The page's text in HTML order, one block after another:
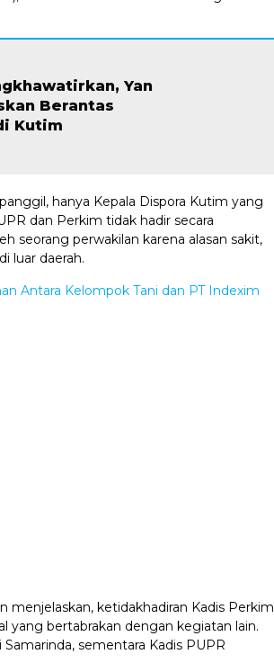
Yan
Berantas
Kutim
hanya Kepala Dispora Kutim yang
dan Perkim tidak hadir secara
seorang perwakilan karena alasan sakit,
luar daerah.
Antara Kelompok Tani dan PT Indexim
menjelaskan, ketidakhadiran Kadis Perkim
yang bertabrakan dengan kegiatan lain.
sementara Kadis PUPR